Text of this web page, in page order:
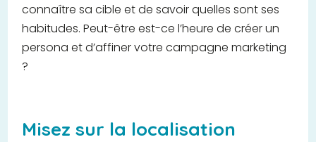
connaître sa cible et de savoir quelles sont ses
habitudes. Peut-être est-ce l’heure de créer un
persona et d’affiner votre campagne marketing
?
Misez sur la localisation